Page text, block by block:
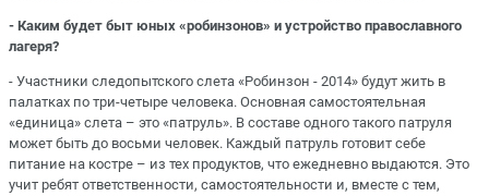
- Каким будет быт юных «робинзонов» и устройство православного
лагеря?
- Участники следопытского слета «Робинзон - 2014» будут жить в
палатках по три-четыре человека. Основная самостоятельная
«единица» слета – это «патруль». В составе одного такого патруля
может быть до восьми человек. Каждый патруль готовит себе
питание на костре – из тех продуктов, что ежедневно выдаются. Это
учит ребят ответственности, самостоятельности и, вместе с тем,